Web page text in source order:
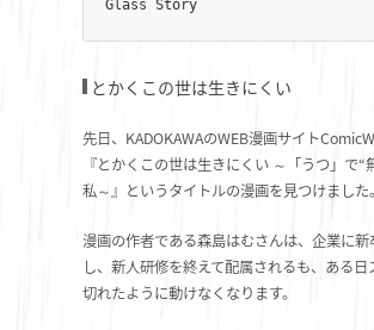
Glass Story
とかくこの世は生きにくい
先日、KADOKAWAのWEB漫画サイト
『とかくこの世は生きにくい ～「うつ」で“
私～』というタイトルの漫画を見つけました。
漫画の作者である森島はむさんは、企業に新
し、新人研修を終えて配属されるも、ある日
切れたように動けなくなります。